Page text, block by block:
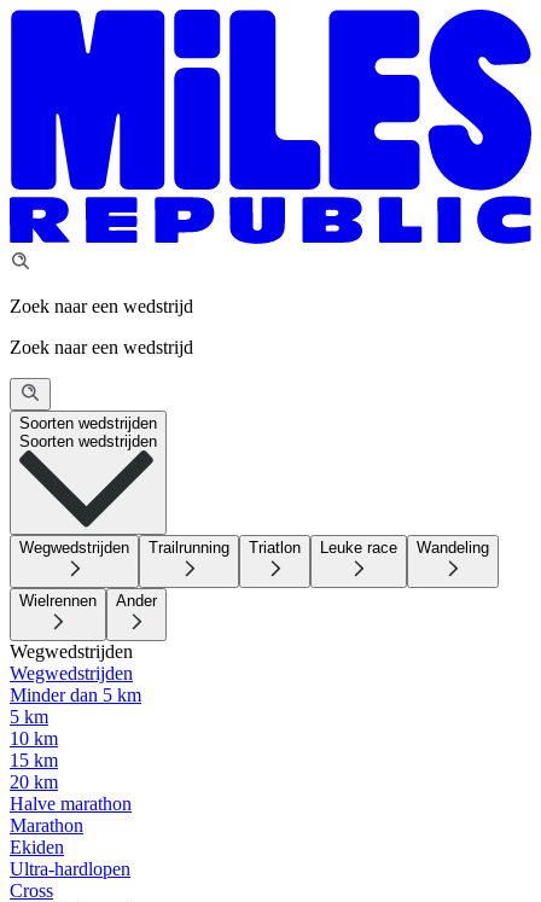
Zoek naar een wedstrijd
Zoek naar een wedstrijd
Soorten wedstrijden
Soorten wedstrijden
Wegwedstrijden Trailrunning Triatlon Leuke race Wandeling
Wielrennen Ander
Wegwedstrijden
Wegwedstrijden
Minder dan 5 km
5 km
10 km
15 km
20 km
Halve marathon
Marathon
Ekiden
Ultra-hardlopen
Cross